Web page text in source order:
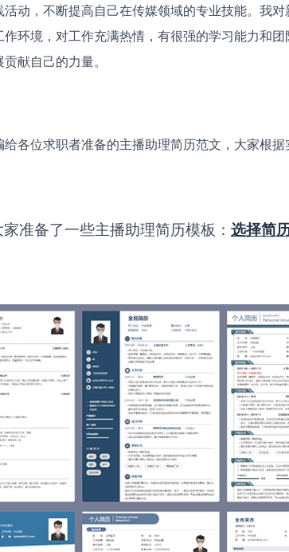
动，不断提高自己在传媒领域的专业技能。我
环境，对工作充满热情，有很强的学习能力和
献自己的力量。
各位求职者准备的主播助理简历范文，大家根据
准备了一些主播助理简历模板： 选择简